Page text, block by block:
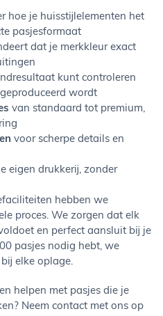
hoe je huisstijlelementen het
pasjesformaat
dat je merkkleur exact
kunt controleren
wordt
van standaard tot premium,
voor scherpe details en
eigen drukkerij, zonder
hebben we
proces. We zorgen dat elk
en perfect aansluit bij je
pasjes nodig hebt, we
elke oplage.
helpen met pasjes die je
Neem contact met ons op